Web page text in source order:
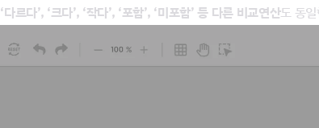
‘다르다’, ‘크다’, ‘작다’, ‘포함’, ‘미포함’ 등 다른 비교연산도 동